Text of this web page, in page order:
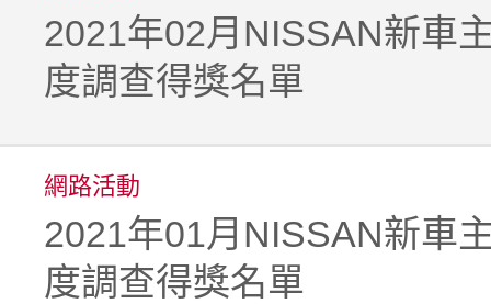
2021年02月NISSAN新車
度調查得獎名單
網路活動
2021年01月NISSAN新車
度調查得獎名單